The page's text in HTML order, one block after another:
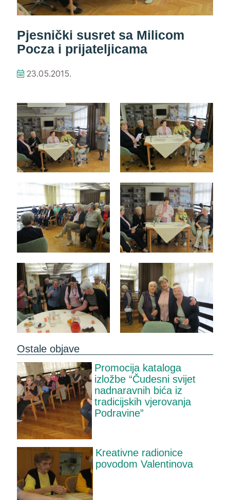
Pjesnički susret sa Milicom
Pocza i prijateljicama
23.05.2015.
Ostale objave
Promocija kataloga
izložbe “Čudesni svijet
nadnaravnih bića iz
tradicijskih vjerovanja
Podravine”
Kreativne radionice
povodom Valentinova